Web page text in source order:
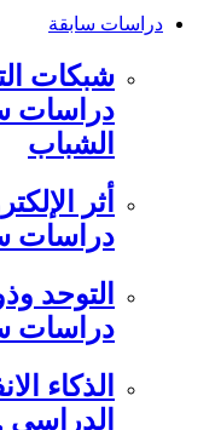
دراسات سابقة
دراسات
الشباب
أثر
دراسات
التوحد
دراسات
الذكاء
الدراسي , 6 دراسات عربية